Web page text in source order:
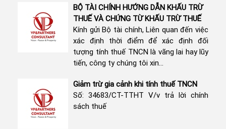
BỘ TÀI CHÍNH HƯỚNG DẪN KHẤU TRỪ
THUẾ VÀ CHỨNG TỪ KHẤU TRỪ THUẾ
Kính gửi Bộ tài chính, Liên quan đến việc
xác định thời điểm để xác định đối
tượng tính thuế TNCN là vãng lai hay lũy
tiến, công ty chúng tôi xin...
Giảm trừ gia cảnh khi tính thuế TNCN
Số: 34683/CT-TTHT V/v trả lời chính
sách thuế